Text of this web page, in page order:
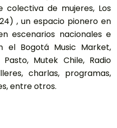
de mujeres, Los
, un espacio pionero en
escenarios nacionales e
el Bogotá Music Market,
Mutek Chile, Radio
charlas, programas,
entre otros.